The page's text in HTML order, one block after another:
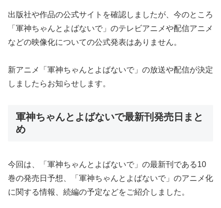
出版社や作品の公式サイトを確認しましたが、今のところ
「軍神ちゃんとよばないで」のテレビアニメや配信アニメ
などの映像化についての公式発表はありません。
新アニメ「軍神ちゃんとよばないで」の放送や配信が決定
しましたらお知らせします。
軍神ちゃんとよばないで最新刊発売日まと
め
今回は、「軍神ちゃんとよばないで」の最新刊である10
巻の発売日予想、「軍神ちゃんとよばないで」のアニメ化
に関する情報、続編の予定などをご紹介しました。